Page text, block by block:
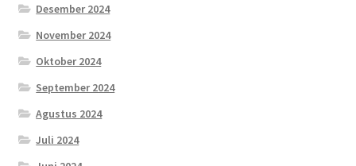
Desember 2024
November 2024
Oktober 2024
September 2024
Agustus 2024
Juli 2024